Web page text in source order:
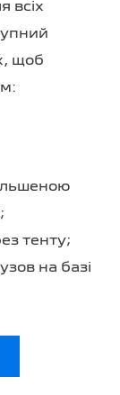
всіх
щоб
тенту;
на базі